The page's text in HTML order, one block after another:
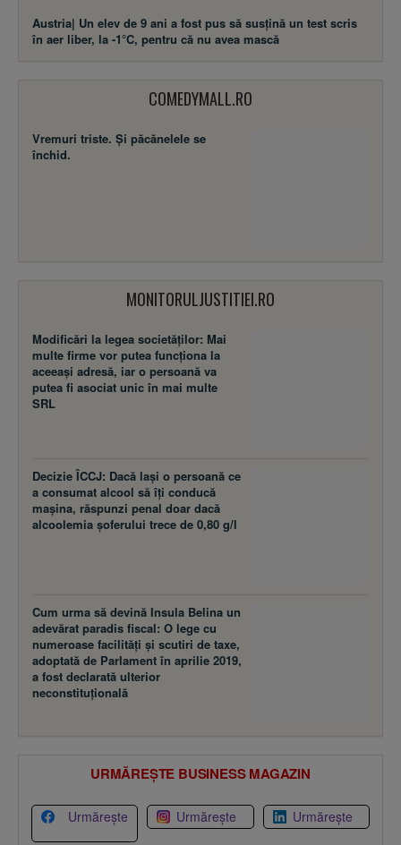
Austria| Un elev de 9 ani a fost pus să susţină un test scris
în aer liber, la -1°C, pentru că nu avea mască
COMEDYMALL.RO
Vremuri triste. Şi păcănelele se
închid.
MONITORULJUSTITIEI.RO
Modificări la legea societăţilor: Mai
multe firme vor putea funcţiona la
aceeaşi adresă, iar o persoană va
putea fi asociat unic în mai multe
SRL
Decizie ÎCCJ: Dacă laşi o persoană ce
a consumat alcool să îţi conducă
maşina, răspunzi penal doar dacă
alcoolemia şoferului trece de 0,80 g/l
Cum urma să devină Insula Belina un
adevărat paradis fiscal: O lege cu
numeroase facilităţi şi scutiri de taxe,
adoptată de Parlament în aprilie 2019,
a fost declarată ulterior
neconstituţională
URMĂREȘTE BUSINESS MAGAZIN
Urmărește Urmărește Urmărește